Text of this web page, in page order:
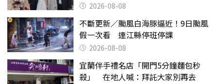
2026-08-08
不斷更新／颱風白海豚逼近！9日颱風
假一次看 連江縣停班停課
2026-08-08
宜蘭伴手禮名店「開門5分鐘麵包秒
殺」 在地人喊：拜託大家別再去